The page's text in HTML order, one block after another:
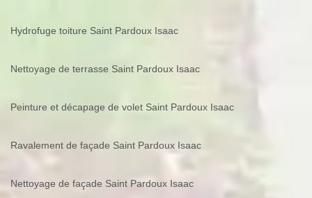
Hydrofuge toiture Saint Pardoux Isaac
Nettoyage de terrasse Saint Pardoux Isaac
Peinture et décapage de volet Saint Pardoux Isaac
Ravalement de façade Saint Pardoux Isaac
Nettoyage de façade Saint Pardoux Isaac